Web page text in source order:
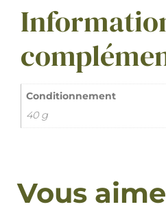
Conditionnement
40 g
Vous